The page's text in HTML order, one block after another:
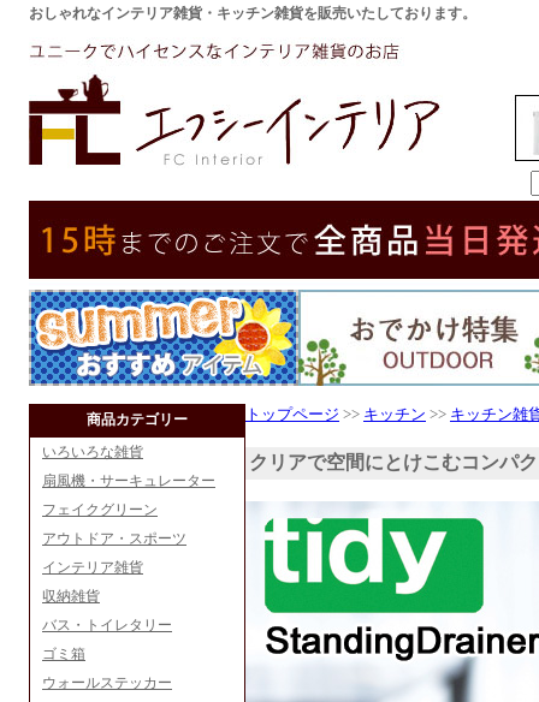
おしゃれなインテリア雑貨・キッチン雑貨を販売いたしております。
商品カテゴリー
いろいろな雑貨
扇風機・サーキュレーター
フェイクグリーン
アウトドア・スポーツ
インテリア雑貨
収納雑貨
バス・トイレタリー
ゴミ箱
ウォールステッカー
トップページ >> キッチン >> キッチン雑
クリアで空間にとけこむコンパ